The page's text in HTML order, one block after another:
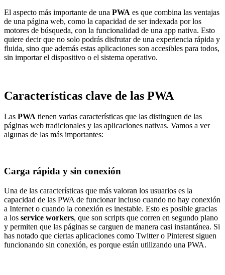
El aspecto más importante de una PWA es que combina las ventajas
de una página web, como la capacidad de ser indexada por los
motores de búsqueda, con la funcionalidad de una app nativa. Esto
quiere decir que no solo podrás disfrutar de una experiencia rápida y
fluida, sino que además estas aplicaciones son accesibles para todos,
sin importar el dispositivo o el sistema operativo.
Características clave de las PWA
Las PWA tienen varias características que las distinguen de las
páginas web tradicionales y las aplicaciones nativas. Vamos a ver
algunas de las más importantes:
Carga rápida y sin conexión
Una de las características que más valoran los usuarios es la
capacidad de las PWA de funcionar incluso cuando no hay conexión
a Internet o cuando la conexión es inestable. Esto es posible gracias
a los service workers, que son scripts que corren en segundo plano
y permiten que las páginas se carguen de manera casi instantánea. Si
has notado que ciertas aplicaciones como Twitter o Pinterest siguen
funcionando sin conexión, es porque están utilizando una PWA.